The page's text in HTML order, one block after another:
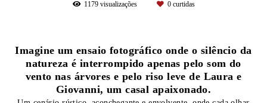
1179visualizações 0curtidas
Imagine um ensaio fotográfico onde o silêncio da
natureza é interrompido apenas pelo som do
vento nas árvores e pelo riso leve de Laura e
Giovanni, um casal apaixonado.